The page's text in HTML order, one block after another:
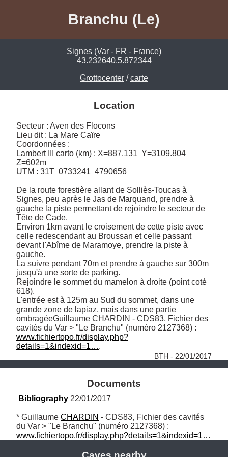
Branchu (Le)
Signes (Var - FR - France)
43.232640,5.872344
Grottocenter /carte
Location
Secteur : Aven des Flocons
Lieu dit : La Mare Caïre
Coordonnées :
Lambert III carto (km) : X=887.131  Y=3109.804
Z=602m
UTM : 31T  0733241  4790656
De la route forestière allant de Solliès-Toucas à
Signes, peu après le Jas de Marquand, prendre à
gauche la piste permettant de rejoindre le secteur de
Tête de Cade.
Environ 1km avant le croisement de cette piste avec
celle redescendant au Broussan et celle passant
devant l'Abîme de Maramoye, prendre la piste à
gauche.
La suivre pendant 70m et prendre à gauche sur 300m
jusqu'à une sorte de parking.
Rejoindre le sommet du mamelon à droite (point coté
618).
L'entrée est à 125m au Sud du sommet, dans une
grande zone de lapiaz, mais dans une partie
ombragéeGuillaume CHARDIN - CDS83, Fichier des
www.fichiertopo.fr/display.php?
details=1&indexid=1….
BTH - 22/01/2017
Documents
Bibliography 22/01/2017
* Guillaume CHARDIN - CDS83, Fichier des cavités
www.fichiertopo.fr/display.php?details=1&indexid=1…